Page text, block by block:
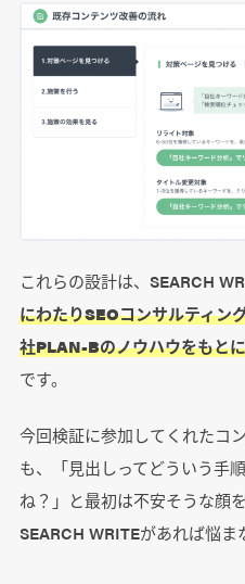
これらの設計は、SEARCH
にわたりSEOコンサルティン
社PLAN-Bのノウハウをもと
です。
今回検証に参加してくれたコ
も、「見出しってどういう手
ね？」と最初は不安そうな顔
SEARCH WRITEがあれば悩ま